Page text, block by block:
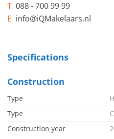
T 088 - 700 99 99
E info@iQMakelaars.nl
Specifications
Construction
Type
Type
Construction year